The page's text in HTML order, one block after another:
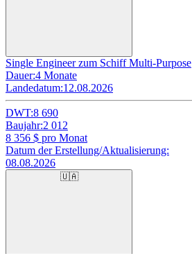
Single Engineer zum Schiff Multi-Purpose
Dauer:4 Monate
Landedatum:12.08.2026
DWT:8 690
Baujahr:2 012
8 356 $ pro Monat
Datum der Erstellung/Aktualisierung:
08.08.2026
🇺🇦